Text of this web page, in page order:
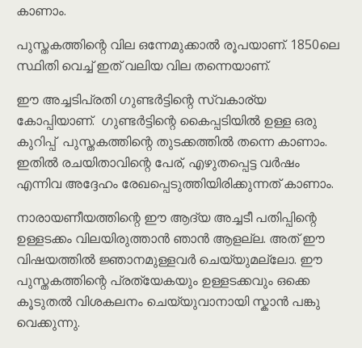
കാണാം.
പുസ്തകത്തിന്റെ വില ഒന്നേമുക്കാൽ രൂപയാണ്. 1850ലെ
സ്ഥിതി വെച്ച് ഇത് വലിയ വില തന്നെയാണ്.
ഈ അച്ചടിപ്രതി ഗുണ്ടർട്ടിന്റെ സ്വകാര്യ
കോപ്പിയാണ്. ഗുണ്ടർട്ടിന്റെ കൈപ്പടിയിൽ ഉള്ള ഒരു
കുറിപ്പ് പുസ്തകത്തിന്റെ തുടക്കത്തിൽ തന്നെ കാണാം.
ഇതിൽ രചയിതാവിന്റെ പേര്, എഴുതപ്പെട്ട വർഷം
എന്നിവ അദ്ദേഹം രേഖപ്പെടുത്തിയിരിക്കുന്നത് കാണാം.
നാരായണീയത്തിന്റെ ഈ ആദ്യ അച്ചടീ പതിപ്പിന്റെ
ഉള്ളടക്കം വിലയിരുത്താൻ ഞാൻ ആളല്ല. അത് ഈ
വിഷയത്തിൽ ജ്ഞാനമുള്ളവർ ചെയ്യുമല്ലോ. ഈ
പുസ്തകത്തിന്റെ പ്രത്യേകയും ഉള്ളടക്കവും ഒക്കെ
കൂടുതൽ വിശകലനം ചെയ്യുവാനായി സ്കാൻ പങ്കു
വെക്കുന്നു.